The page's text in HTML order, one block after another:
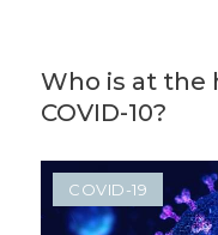
Who is at the
COVID-10?
COVID-19